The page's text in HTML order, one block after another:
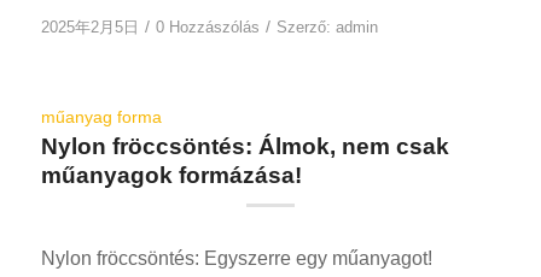
2025年2月5日 / 0 Hozzászólás / Szerző: admin
műanyag forma
Nylon fröccsöntés: Álmok, nem csak
műanyagok formázása!
Nylon fröccsöntés: Egyszerre egy műanyagot!